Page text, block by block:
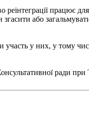
працює
згасити або
у них, у тому
ради